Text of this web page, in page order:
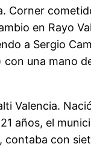
Corner
en Rayo
a Sergio
con una mano
Valencia.
años, el
contaba con